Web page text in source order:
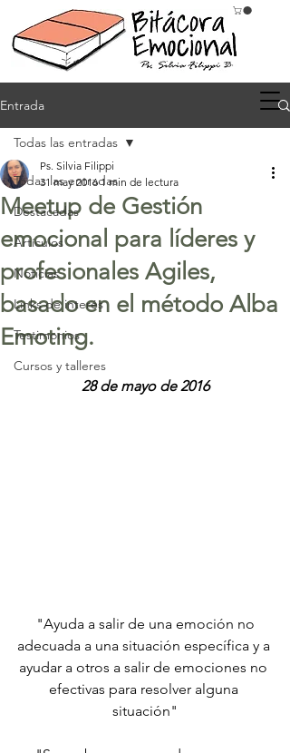
Entrada
Todas las entradas
Destacadas
Artículos
Noticias
Links de interés
Testimonios
Cursos y talleres
Todas las entradas
Meetup de Gestión
emocional para líderes y
profesionales Agiles,
basado en el método Alba
Emoting.
Ps. Silvia Filippi
31 may 2016 1 min de lectura
28 de mayo de 2016
adecuada a una situación específica y a
ayudar a otros a salir de emociones no
efectivas para resolver alguna
situación"